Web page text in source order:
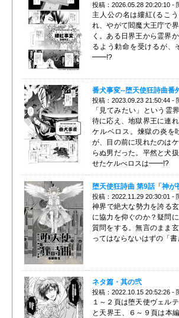
投稿：2026.05.28 20:20:10 -
主人公の名は縷紅(るこ
れ、やがて閻魔大王庁で
く。ある日界王から霊界
るよう勅命を受けるが、
━━!?
番犬事変--堕天使狂詩曲番
投稿：2023.09.23 21:50:44 -
「見てみたい」という霊
待に応え、地獄界王に連
ケルベロス。煉獄の炎を
が、目の前に現れたのは
らぬ男だった。平然と犬
せたケルべロスは━━!?
堕天使狂詩曲 第9話「神が
投稿：2022.11.29 20:30:01 -
神界で絶大な勢力を誇る
に協力を仰ぐのか？疑問
質問をする。無言のまま
ってはならないはずの「
ネタ篇・其の弐
投稿：2022.10.15 20:52:26 -
１～２頁は堕天使ヴェル
と天界王、６～９頁は本